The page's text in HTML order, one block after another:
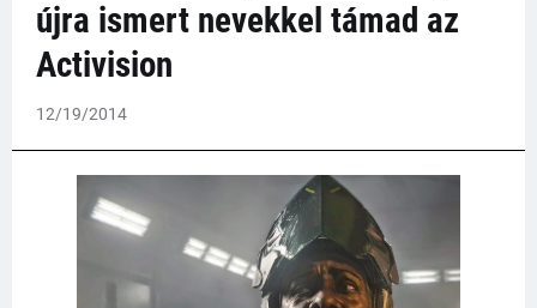
újra ismert nevekkel támad az
Activision
12/19/2014